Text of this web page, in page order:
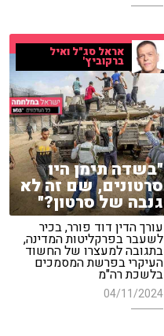
אראל סג"ל ואיל
ברקוביץ'
"בשדה תימן היו
סרטונים, שם זה לא
גנבה של סרטון?"
עורך הדין דוד פורר, בכיר
לשעבר בפרקליטות המדינה,
בתגובה למעצרו של החשוד
העיקרי בפרשת המסמכים
בלשכת רה"מ
04/11/2024